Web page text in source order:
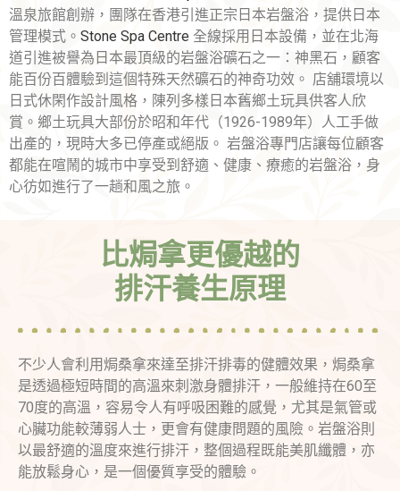
溫泉旅館創辦，團隊在香港引進正宗日本岩盤浴，提供日本
管理模式。 Stone Spa Centre 全線採用日本設備，並在北海
道引進被譽為日本最頂級的岩盤浴礦石之一：神黑石，顧客
能百份百體驗到這個特殊天然礦石的神奇功效。 店舖環境以
日式休閑作設計風格，陳列多樣日本舊鄉土玩具供客人欣
賞。鄉土玩具大部份於昭和年代（1926-1989年）人工手做
出產的，現時大多已停產或絕版。 岩盤浴專門店讓每位顧客
都能在喧鬧的城市中享受到舒適、健康、療癒的岩盤浴，身
心彷如進行了一趟和風之旅。
比焗拿更優越的
排汗養生原理
不少人會利用焗桑拿來達至排汗排毒的健體效果，焗桑拿
是透過極短時間的高溫來刺激身體排汗，一般維持在60至
70度的高溫，容易令人有呼吸困難的感覺，尤其是氣管或
心臟功能較薄弱人士，更會有健康問題的風險。岩盤浴則
以最舒適的溫度來進行排汗，整個過程既能美肌纖體，亦
能放鬆身心，是一個優質享受的體驗。